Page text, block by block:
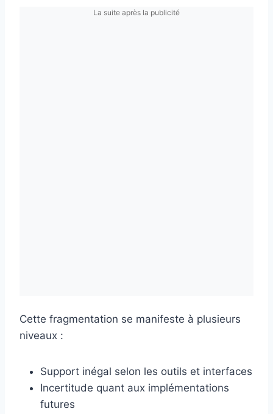
La suite après la publicité
Cette fragmentation se manifeste à plusieurs
niveaux :
Support inégal selon les outils et interfaces
Incertitude quant aux implémentations
futures